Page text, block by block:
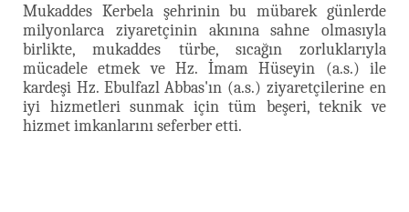
Mukaddes Kerbela şehrinin bu mübarek günlerde
milyonlarca ziyaretçinin akınına sahne olmasıyla
birlikte, mukaddes türbe, sıcağın zorluklarıyla
mücadele etmek ve Hz. İmam Hüseyin (a.s.) ile
kardeşi Hz. Ebulfazl Abbas'ın (a.s.) ziyaretçilerine en
iyi hizmetleri sunmak için tüm beşeri, teknik ve
hizmet imkanlarını seferber etti.